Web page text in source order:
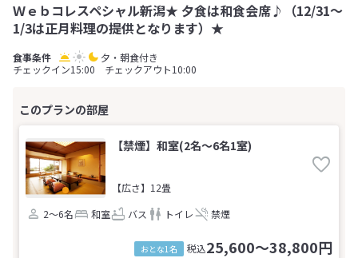
Ｗｅｂコレスペシャル新潟★ 夕食は和食会席♪（12/31～
1/3は正月料理の提供となります）★
夕・朝食付き
チェックイン15:00 チェックアウト10:00
【禁煙】和室(2名～6名1室)
【広さ】12畳
2～6名
和室 バス トイレ 禁煙
おとな1名 税込25,600～38,800円